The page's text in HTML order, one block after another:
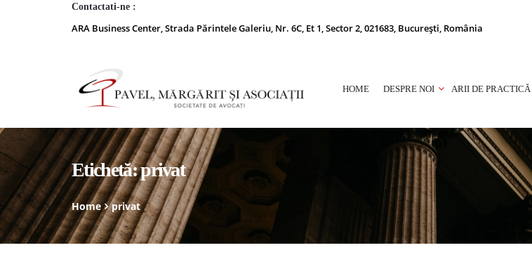
Contactati-ne :
ARA Business Center, Strada Părintele Galeriu, Nr. 6C, Et 1, Sector 2, 021683, București, România
HOME DESPRE NOI ARII DE PRACTICĂ
Etichetă:privat
Home privat